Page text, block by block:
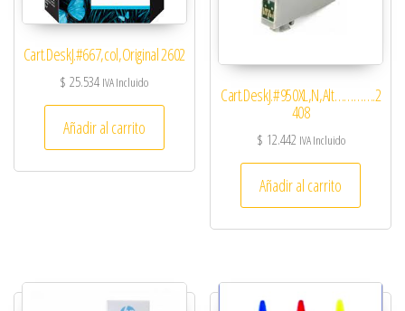
Cart.DeskJ.#667,col,Original 2602
$ 25.534 IVA Incluido
Añadir al carrito
Cart.DeskJ.#950XL,N,Alt………….2
408
$ 12.442 IVA Incluido
Añadir al carrito